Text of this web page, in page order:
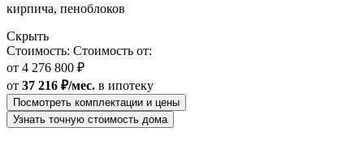
кирпича, пеноблоков
Скрыть
Стоимость: Стоимость от:
от 4 276 800 ₽
от 37 216 ₽/мес. в ипотеку
Посмотреть комплектации и цены
Узнать точную стоимость дома